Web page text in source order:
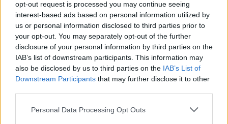
opt-out request is processed you may continue seeing
interest-based ads based on personal information utilized by
us or personal information disclosed to third parties prior to
your opt-out. You may separately opt-out of the further
disclosure of your personal information by third parties on the
IAB’s list of downstream participants. This information may
also be disclosed by us to third parties on the IAB’s List of
Downstream Participants that may further disclose it to other
Please note that this website/app uses one or more Google
Personal Data Processing Opt Outs
Piatti rappresentativi